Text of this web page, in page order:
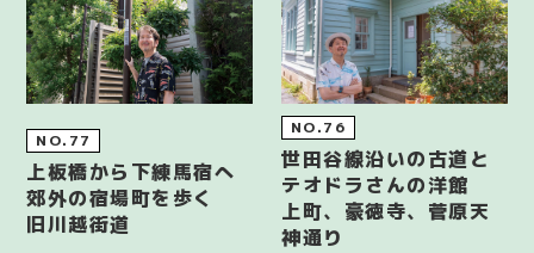
NO.77
上板橋から下練馬宿へ
郊外の宿場町を歩く
旧川越街道
NO.76
世田谷線沿いの古道と
テオドラさんの洋館
上町、豪徳寺、菅原天
神通り